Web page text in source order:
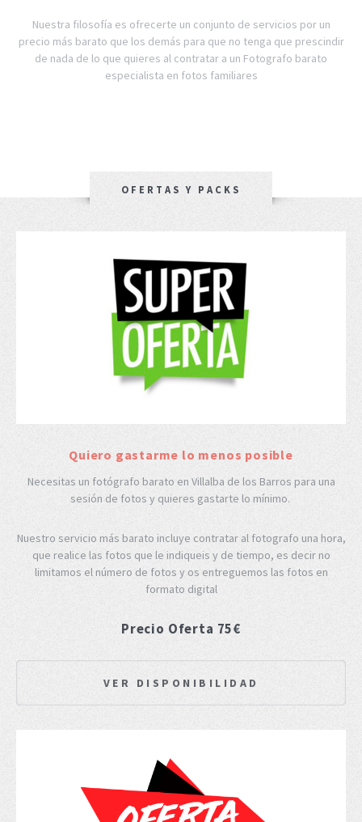
Nuestra filosofía es ofrecerte un conjunto de servicios por un
precio más barato que los demás para que no tenga que prescindir
de nada de lo que quieres al contratar a un Fotografo barato
especialista en fotos familiares
OFERTAS Y PACKS
Quiero gastarme lo menos posible
Necesitas un fotógrafo barato en Villalba de los Barros para una
sesión de fotos y quieres gastarte lo mínimo.
Nuestro servicio más barato incluye contratar al fotografo una hora,
que realice las fotos que le indiqueis y de tiempo, es decir no
limitamos el número de fotos y os entreguemos las fotos en
formato digital
Precio Oferta 75€
VER DISPONIBILIDAD